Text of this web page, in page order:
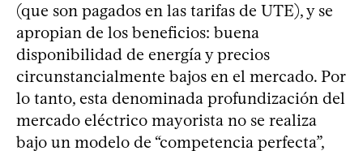
(que son pagados en las tarifas de UTE), y se
apropian de los beneficios: buena
disponibilidad de energía y precios
circunstancialmente bajos en el mercado. Por
lo tanto, esta denominada profundización del
mercado eléctrico mayorista no se realiza
bajo un modelo de “competencia perfecta”,